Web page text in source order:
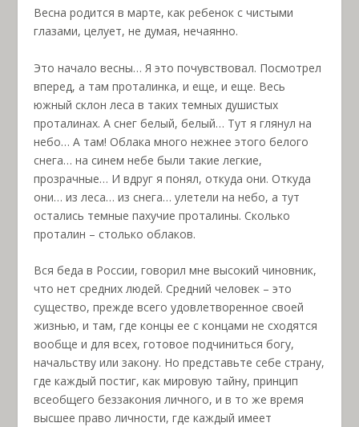
Весна родится в марте, как ребенок с чистыми
глазами, целует, не думая, нечаянно.
Это начало весны… Я это почувствовал. Посмотрел
вперед, а там проталинка, и еще, и еще. Весь
южный склон леса в таких темных душистых
проталинах. А снег белый, белый… Тут я глянул на
небо… А там! Облака много нежнее этого белого
снега… на синем небе были такие легкие,
прозрачные… И вдруг я понял, откуда они. Откуда
они… из леса… из снега… улетели на небо, а тут
остались темные пахучие проталины. Сколько
проталин – столько облаков.
Вся беда в России, говорил мне высокий чиновник,
что нет средних людей. Средний человек – это
существо, прежде всего удовлетворенное своей
жизнью, и там, где концы ее с концами не сходятся
вообще и для всех, готовое подчиниться богу,
начальству или закону. Но представьте себе страну,
где каждый постиг, как мировую тайну, принцип
всеобщего беззакония личного, и в то же время
высшее право личности, где каждый имеет